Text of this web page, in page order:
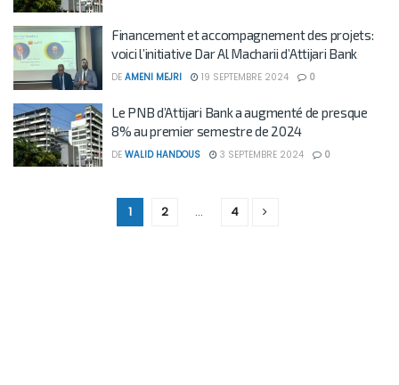
Financement et accompagnement des projets:
voici l’initiative Dar Al Macharii d’Attijari Bank
DE AMENI MEJRI 19 SEPTEMBRE 2024 0
Le PNB d’Attijari Bank a augmenté de presque
8% au premier semestre de 2024
DE WALID HANDOUS 3 SEPTEMBRE 2024 0
1 2 … 4